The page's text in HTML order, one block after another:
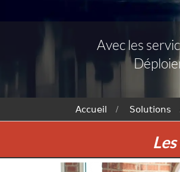
Avec les
Accueil Solutions